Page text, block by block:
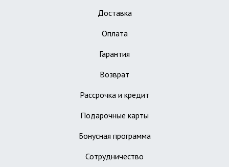
Доставка
Оплата
Гарантия
Возврат
Рассрочка и кредит
Подарочные карты
Бонусная программа
Сотрудничество